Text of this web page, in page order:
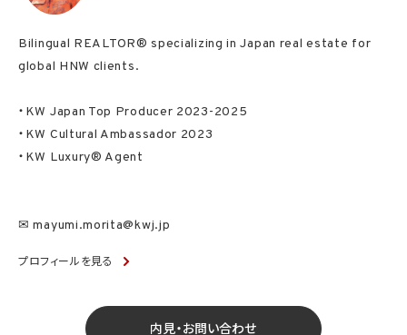
Bilingual REALTOR® specializing in Japan real estate for
global HNW clients.
・KW Japan Top Producer 2023-2025
・KW Cultural Ambassador 2023
・KW Luxury® Agent
✉ mayumi.morita@kwj.jp
プロフィールを見る
内見・お問い合わせ